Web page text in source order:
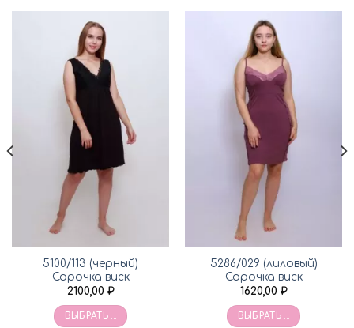
5100/113 (черный)
Сорочка виск
2100,00 ₽
ВЫБРАТЬ ...
5286/029 (лиловый)
Сорочка виск
1620,00 ₽
ВЫБРАТЬ ...